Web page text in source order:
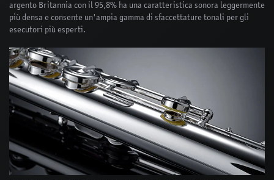
argento Britannia con il 95,8% ha una caratteristica sonora leggermente
più densa e consente un'ampia gamma di sfaccettature tonali per gli
esecutori più esperti.